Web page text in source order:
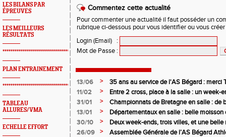
LES BILANS PAR
ÉPREUVES
LES MEILLEURS
RÉSULTATS
*************************************************
PLAN ENTRAINEMENT
*************************************************
TABLEAU
ALLURES/VMA
ECHELLE EFFORT
Commentez cette actualité
Pour commenter une actualité il faut posséder un
rubrique ci-dessous pour vous identifier ou vous
Login (Email)
:
Mot de Passe :
13/06 >
35 ans au service de l'AS Bégard : merci
11/02
>
Entre 2 cross, place à la salle : un week-
31/01
>
Championnats de Bretagne en salle : de
juniors filles de l’AS Bégard Athlétisme
13/01 >
Départementaux en salle : belle moisson
Bégard Athlétisme
30/10 >
Deux week-ends, trois villes, et une
pour l’AS Bégard !
26/09 >
Assemblée Générale de l’AS Bégard